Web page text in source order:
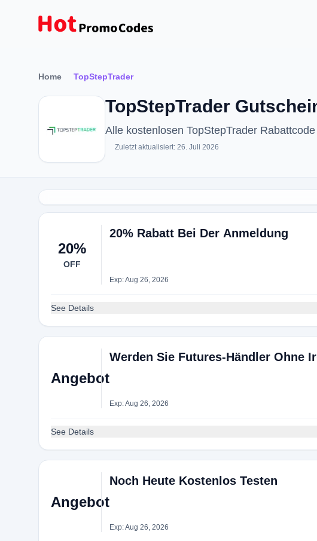
Home TopStepTrader
TopStepTrader
Alle kostenlosen TopStepTrader
Zuletzt aktualisiert: 26. Juli 2026
20%
OFF
20% Rabatt Bei Der Anmeldung
Exp: Aug 26, 2026
See Details
Angebot
Werden Sie Futures-Händler Ohne
Exp: Aug 26, 2026
See Details
Angebot
Noch Heute Kostenlos Testen
Exp: Aug 26, 2026